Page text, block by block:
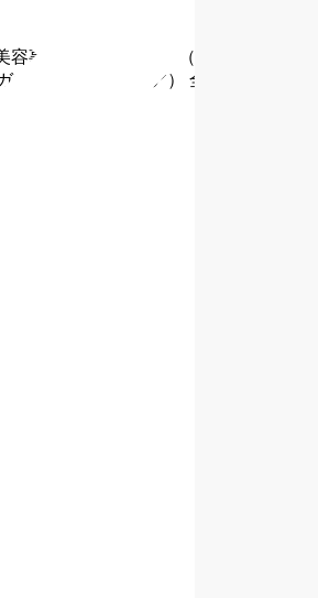
事業 ヘアカラーズ（ヘアカラー専
ール / マレーシア） 全直営店舗270